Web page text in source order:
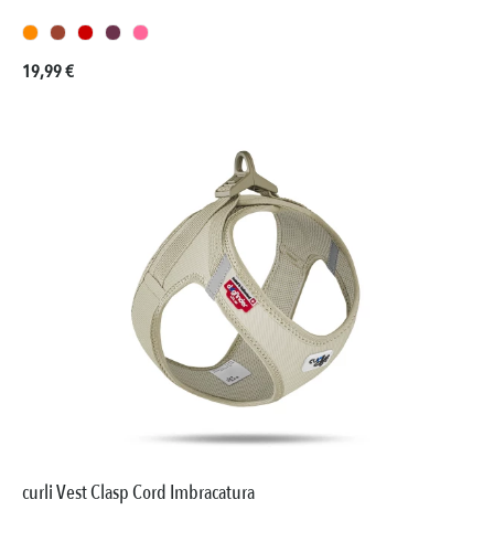
Prezzo normale:
19,99 €
curli Vest Clasp Cord Imbracatura